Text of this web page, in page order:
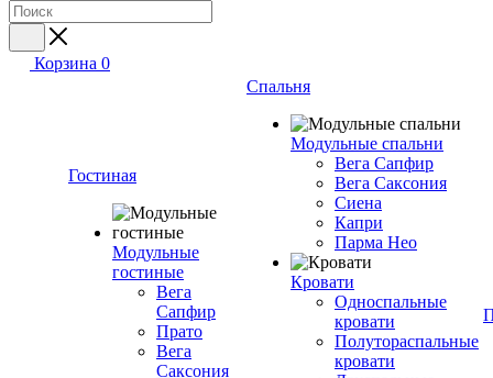
Корзина 0
Гостиная
Модульные
гостиные
Вега
Сапфир
Прато
Вега
Саксония
Спальня
Модульные спальни
Вега Сапфир
Вега Саксония
Сиена
Капри
Парма Нео
Кровати
Односпальные
кровати
Полутораспальные
кровати